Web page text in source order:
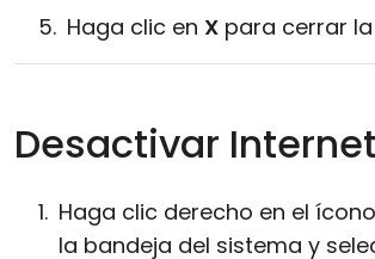
Haga clic en X para cerrar
Desactivar
Haga clic derecho en el
la bandeja del sistema y